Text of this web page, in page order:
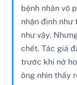
bệnh nhân vô
nhận định như
như vậy.
chết. Tác giả
trước khi nở
ông nhìn thấy